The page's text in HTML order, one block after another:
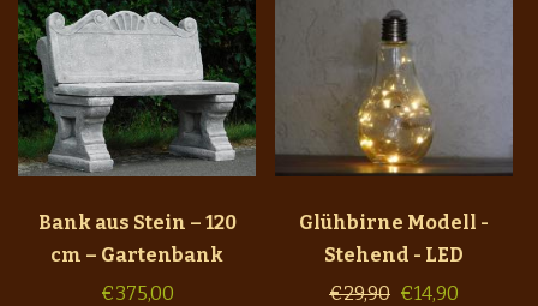
Bank aus Stein – 120
cm – Gartenbank
€375,00
Glühbirne Modell -
Stehend - LED
€29,90 €14,90